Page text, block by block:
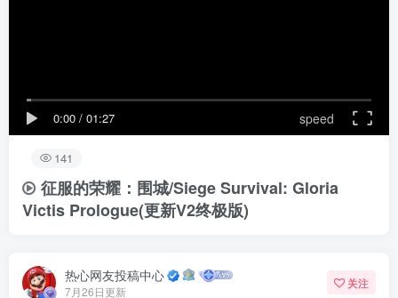
0:00 / 01:27 speed
141
征服的荣耀：围城/Siege Survival: Gloria
Victis Prologue(更新V2终极版)
热心网友投稿中心
7月26日更新
关注